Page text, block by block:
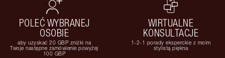
POLEĆ WYBRANEJ
OSOBIE
aby uzyskać 20 GBP zniżki na
Twoje następne zamówienie powyżej
100 GBP
WIRTUALNE
KONSULTACJE
1-2-1 porady eksperckie z moim
stylistą piękna